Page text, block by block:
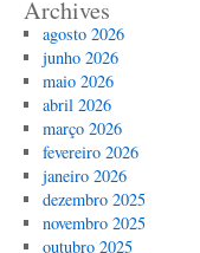
Archives
agosto 2026
junho 2026
maio 2026
abril 2026
março 2026
fevereiro 2026
janeiro 2026
dezembro 2025
novembro 2025
outubro 2025